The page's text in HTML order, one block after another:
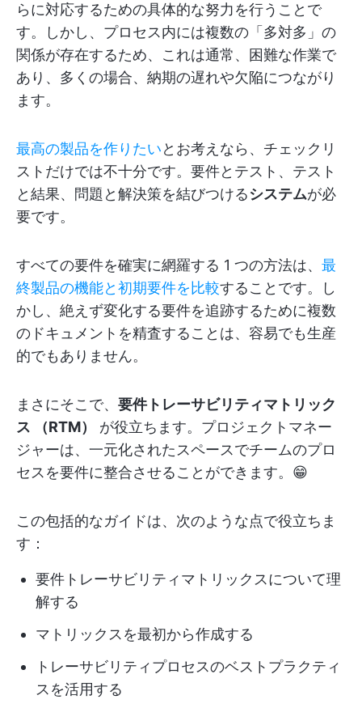
らに対応するための具体的な努力を行うことで
す。しかし、プロセス内には複数の「多対多」の
関係が存在するため、これは通常、困難な作業で
あり、多くの場合、納期の遅れや欠陥につながり
ます。
最高の製品を作りたいとお考えなら、チェックリ
ストだけでは不十分です。要件とテスト、テスト
と結果、問題と解決策を結びつけるシステムが必
要です。
すべての要件を確実に網羅する 1 つの方法は、 最
終製品の機能と初期要件を比較することです。し
かし、絶えず変化する要件を追跡するために複数
のドキュメントを精査することは、容易でも生産
的でもありません。
まさにそこで、 要件トレーサビリティマトリック
ス （RTM）
が役立ちます。プロジェクトマネー
ジャーは、一元化されたスペースでチームのプロ
セスを要件に整合させることができます。😁
この包括的なガイドは、次のような点で役立ちま
す：
要件トレーサビリティマトリックスについて理
解する
マトリックスを最初から作成する
トレーサビリティプロセスのベストプラクティ
スを活用する